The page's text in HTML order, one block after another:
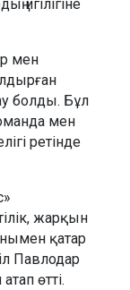
игілігіне
мен
болды. Бұл
мен
ретінде
жарқын
қатар
Павлодар
өтті.